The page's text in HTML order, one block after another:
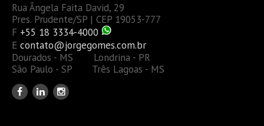
Rua Ângela Faita David, 29
Pres. Prudente/SP | CEP 19053-777
F +55 18 3334-4000
E contato@jorgegomes.com.br
Dourados - MS Londrina - PR
São Paulo - SP Três Lagoas - MS